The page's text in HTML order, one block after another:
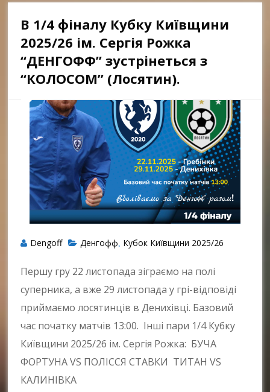
В 1/4 фіналу Кубку Київщини
2025/26 ім. Сергія Рожка
“ДЕНГОФФ” зустрінеться з
“КОЛОСОМ” (Лосятин).
Dengoff Денгофф Кубок Київщини 2025/26
Першу гру 22 листопада зіграємо на полі
суперника, а вже 29 листопада у грі-відповіді
приймаємо лосятинців в Денихівці. Базовий
час початку матчів 13:00. Інші пари 1/4 Кубку
Київщини 2025/26 ім. Сергія Рожка: БУЧА
ФОРТУНА VS ПОЛІССЯ СТАВКИ ТИТАН VS
КАЛИНІВКА